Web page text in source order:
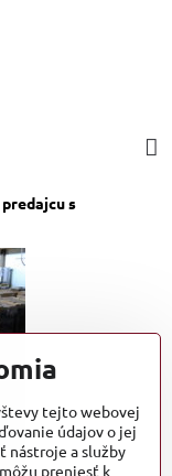
s
tejto webovej
údajov o jej
nástroje a služby
preniesť k